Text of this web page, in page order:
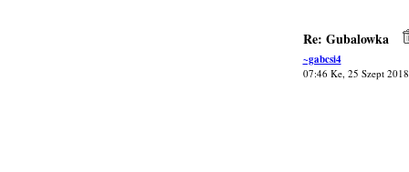
Re: Gubalowka
~gabcsi4
07:46 Ke, 25 Szept 2018